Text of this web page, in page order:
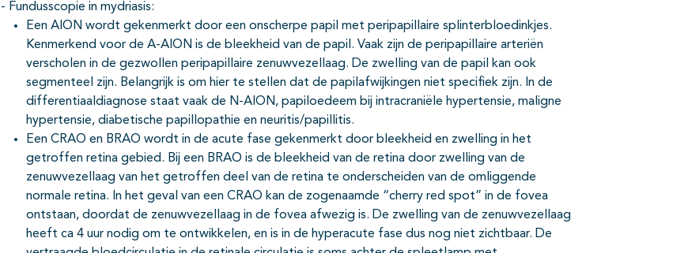
- Fundusscopie in mydriasis:
Een AION wordt gekenmerkt door een onscherpe papil met peripapillaire splinterbloedinkjes.
Kenmerkend voor de A-AION is de bleekheid van de papil. Vaak zijn de peripapillaire arteriën
verscholen in de gezwollen peripapillaire zenuwvezellaag. De zwelling van de papil kan ook
segmenteel zijn. Belangrijk is om hier te stellen dat de papilafwijkingen niet specifiek zijn. In de
differentiaaldiagnose staat vaak de N-AION, papiloedeem bij intracraniële hypertensie, maligne
hypertensie, diabetische papillopathie en neuritis/papillitis.
Een CRAO en BRAO wordt in de acute fase gekenmerkt door bleekheid en zwelling in het
getroffen retina gebied. Bij een BRAO is de bleekheid van de retina door zwelling van de
zenuwvezellaag van het getroffen deel van de retina te onderscheiden van de omliggende
normale retina. In het geval van een CRAO kan de zogenaamde “cherry red spot” in de fovea
ontstaan, doordat de zenuwvezellaag in de fovea afwezig is. De zwelling van de zenuwvezellaag
heeft ca 4 uur nodig om te ontwikkelen, en is in de hyperacute fase dus nog niet zichtbaar. De